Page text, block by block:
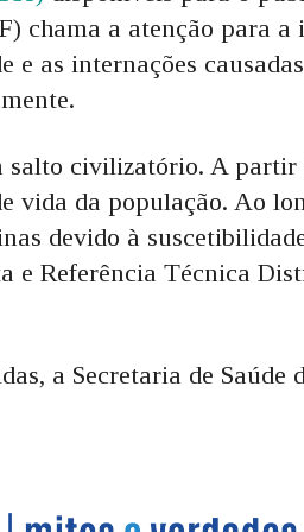
chama a atenção para
e as internações
civilizatório. A partir
vida da população. Ao
devido à
e Referência Técnica
a Secretaria de